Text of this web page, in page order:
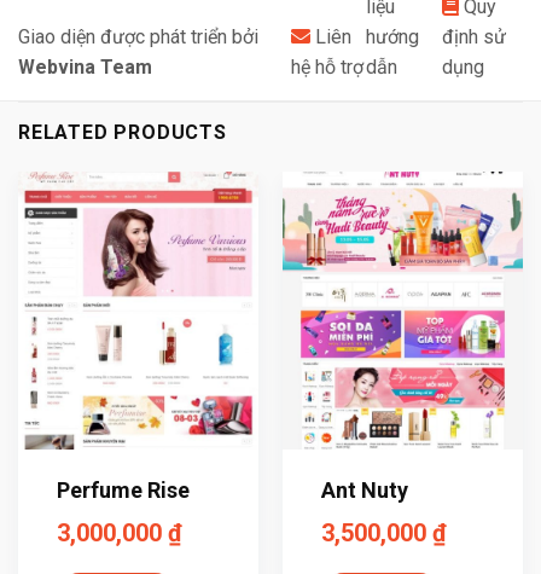
Giao diện được phát triển bởi
Webvina Team
Liên
hệ hỗ trợ
liệu
hướng
dẫn
Quy
định sử
dụng
RELATED PRODUCTS
Perfume Rise
3,000,000 ₫
Ant Nuty
3,500,000 ₫